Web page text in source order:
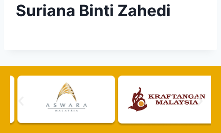
Suriana Binti Zahedi